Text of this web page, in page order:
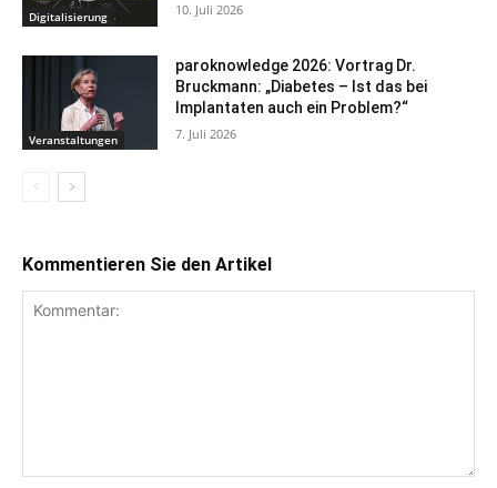
Digitalisierung 10. Juli 2026
Veranstaltungen
paroknowledge 2026: Vortrag Dr.
Bruckmann: „Diabetes – Ist das bei
Implantaten auch ein Problem?“
7. Juli 2026
Kommentieren Sie den Artikel